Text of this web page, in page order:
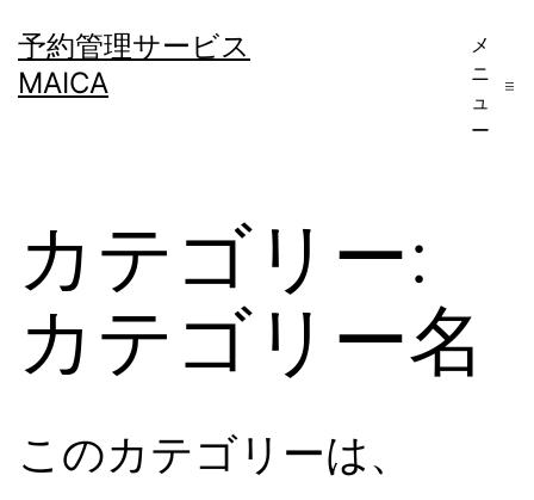
ン
テ
予約管理サービス
MAICA
メ
ニ
ュ
ー
カテゴリー:
カテゴリー名
このカテゴリーは、